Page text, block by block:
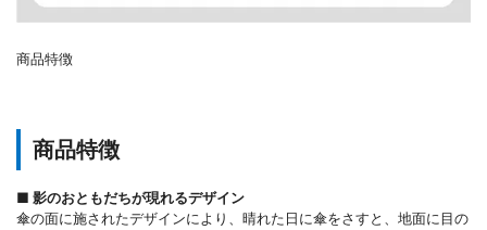
商品特徴
商品特徴
■ 影のおともだちが現れるデザイン
傘の面に施されたデザインにより、晴れた日に傘をさすと、地面に目の